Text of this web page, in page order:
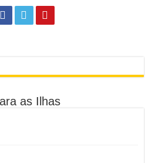
as Ilhas